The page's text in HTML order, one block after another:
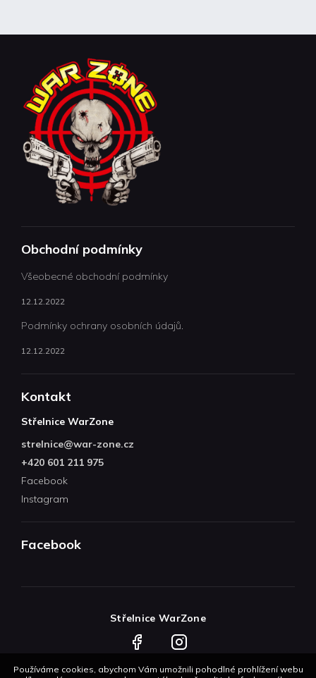
Používáme cookies, abychom Vám umožnili pohodlné prohlížení webu
Obchodní podmínky
Všeobecné obchodní podmínky
12.12.2022
Podmínky ochrany osobních údajů.
12.12.2022
Kontakt
Střelnice WarZone
strelnice@war-zone.cz
+420 601 211 975
Facebook
Instagram
Facebook
Střelnice WarZone
FacebookInstagram